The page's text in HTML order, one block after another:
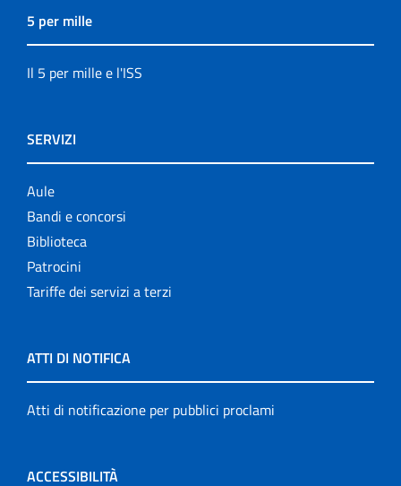
5 per mille
Il 5 per mille e l'ISS
SERVIZI
Aule
Bandi e concorsi
Biblioteca
Patrocini
Tariffe dei servizi a terzi
ATTI DI NOTIFICA
Atti di notificazione per pubblici proclami
ACCESSIBILITÀ